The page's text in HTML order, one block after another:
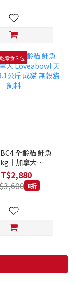
零食３包
全齡貓 鮭魚
｜加拿大
天然無穀糧
成貓 無穀貓飼料
8折